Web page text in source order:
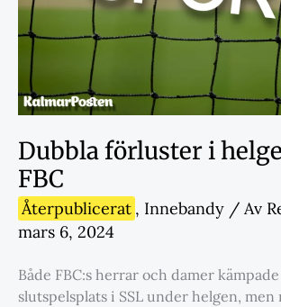
Dubbla förluster i
FBC
Återpublicerat , Innebandy / Av
mars 6, 2024
Både FBC:s herrar och damer
slutspelsplats i SSL under helgen, men